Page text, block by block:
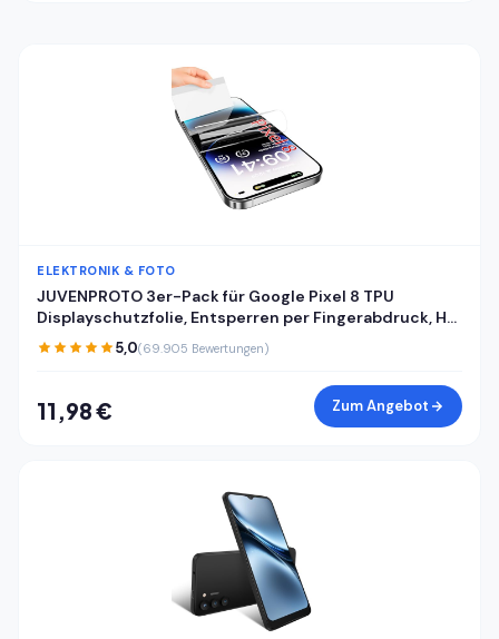
ELEKTRONIK & FOTO
JUVENPROTO 3er-Pack für Google Pixel 8 TPU
Displayschutzfolie, Entsperren per Fingerabdruck, HD,
kratzfest, blasenfrei, ultradünn, einfache Installation
für Pixel 8
5,0(69.905 Bewertungen)
11,98 € Zum Angebot